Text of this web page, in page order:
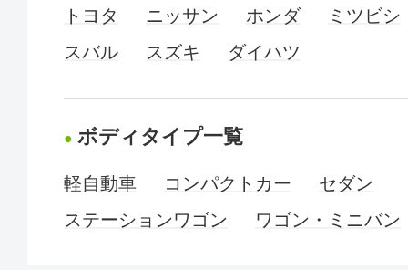
トヨタ ニッサン ホンダ
ミツビシ
スバル
スズキ ダイハツ
ボディタイプ一覧
軽自動車 コンパクトカー
セダン
ステーションワゴン
ワゴン・ミニバン